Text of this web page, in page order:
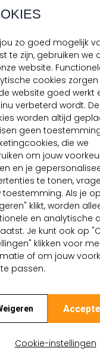
zo goed mogelijk
te zijn, gebruiken we
website.
cookies
website goed werkt
verbeterd wordt.
worden altijd
geen
die we
om jouw
en je
te tonen,
toestemming. Als je op
klikt, worden
en analytische
Je kunt ook op
klikken voor
of om jouw
passen.
Cookie-instellingen
de look